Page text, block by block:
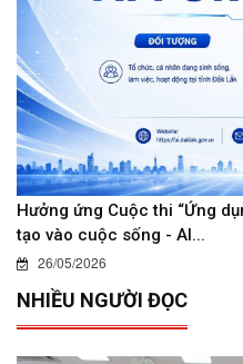
Hưởng ứng Cuộc thi “Ứng
tạo vào cuộc sống - AI...
26/05/2026
NHIỀU NGƯỜI ĐỌC